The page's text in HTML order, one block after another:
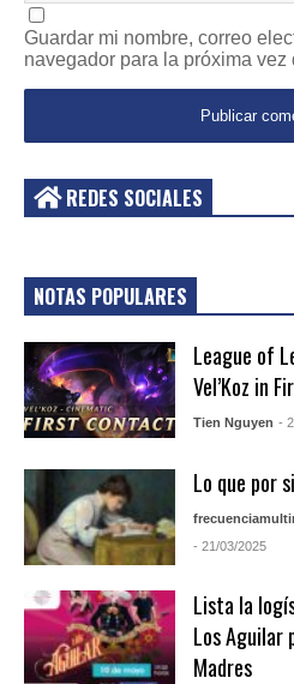
Guardar mi nombre, correo
navegador para la próxima
REDES SOCIALES
NOTAS POPULARES
League of
Vel’Koz in
Tien Nguyen -
Lo que por
- 21/03/2025
Lista la
Los Aguilar
Madres